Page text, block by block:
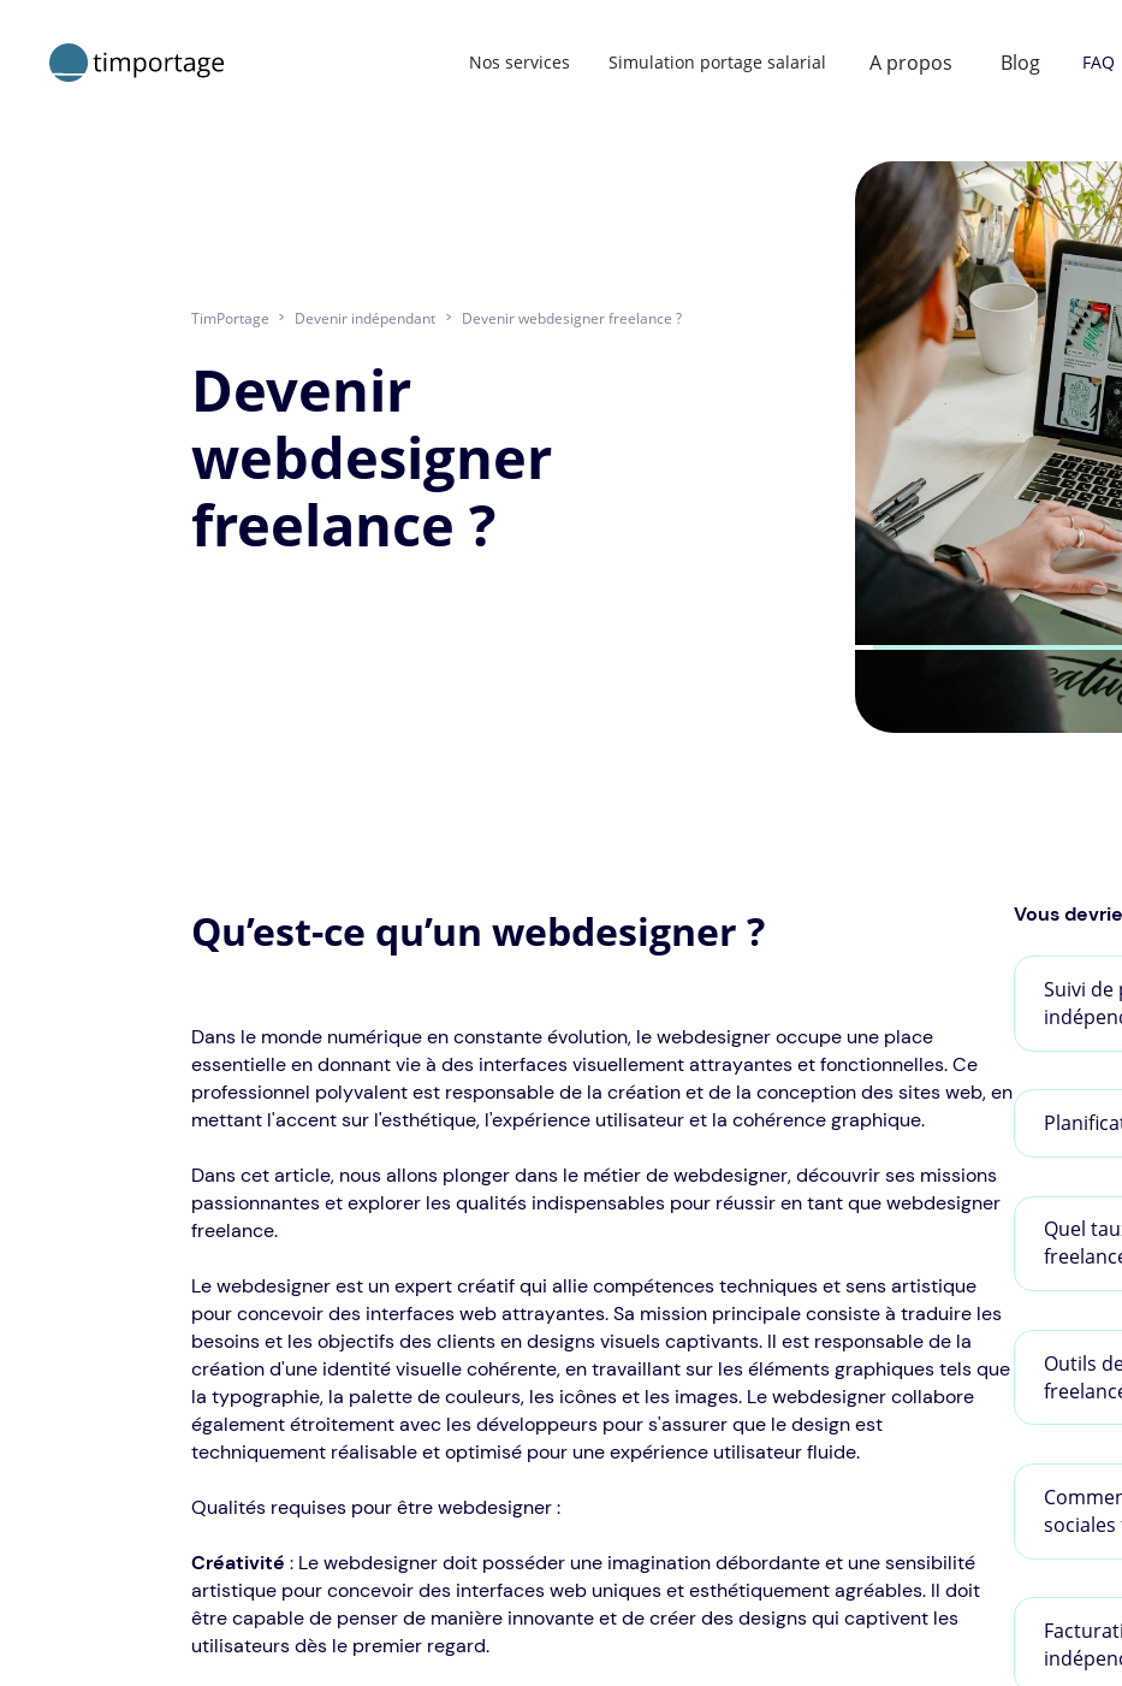
Nos services Simulation portage salarial A propos Blog FAQ
TimPortage > Devenir indépendant > Devenir webdesigner freelance ?
Devenir
webdesigner
freelance ?
Qu’est-ce qu’un webdesigner ?
Dans le monde numérique en constante évolution, le webdesigner occupe une place
essentielle en donnant vie à des interfaces visuellement attrayantes et fonctionnelles. Ce
professionnel polyvalent est responsable de la création et de la conception des sites web, en
mettant l'accent sur l'esthétique, l'expérience utilisateur et la cohérence graphique.
Dans cet article, nous allons plonger dans le métier de webdesigner, découvrir ses missions
passionnantes et explorer les qualités indispensables pour réussir en tant que webdesigner
freelance.
Le webdesigner est un expert créatif qui allie compétences techniques et sens artistique
pour concevoir des interfaces web attrayantes. Sa mission principale consiste à traduire les
besoins et les objectifs des clients en designs visuels captivants. Il est responsable de la
création d'une identité visuelle cohérente, en travaillant sur les éléments graphiques tels que
la typographie, la palette de couleurs, les icônes et les images. Le webdesigner collabore
également étroitement avec les développeurs pour s'assurer que le design est
techniquement réalisable et optimisé pour une expérience utilisateur fluide.
Qualités requises pour être webdesigner :
Créativité : Le webdesigner doit posséder une imagination débordante et une sensibilité
artistique pour concevoir des interfaces web uniques et esthétiquement agréables. Il doit
être capable de penser de manière innovante et de créer des designs qui captivent les
utilisateurs dès le premier regard.
Vous
Suivi
Quel
Outils